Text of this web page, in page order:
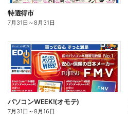
特選得市
7月31日 ～8月31日
パソコンWEEK!(オモテ)
7月31日 ～8月16日